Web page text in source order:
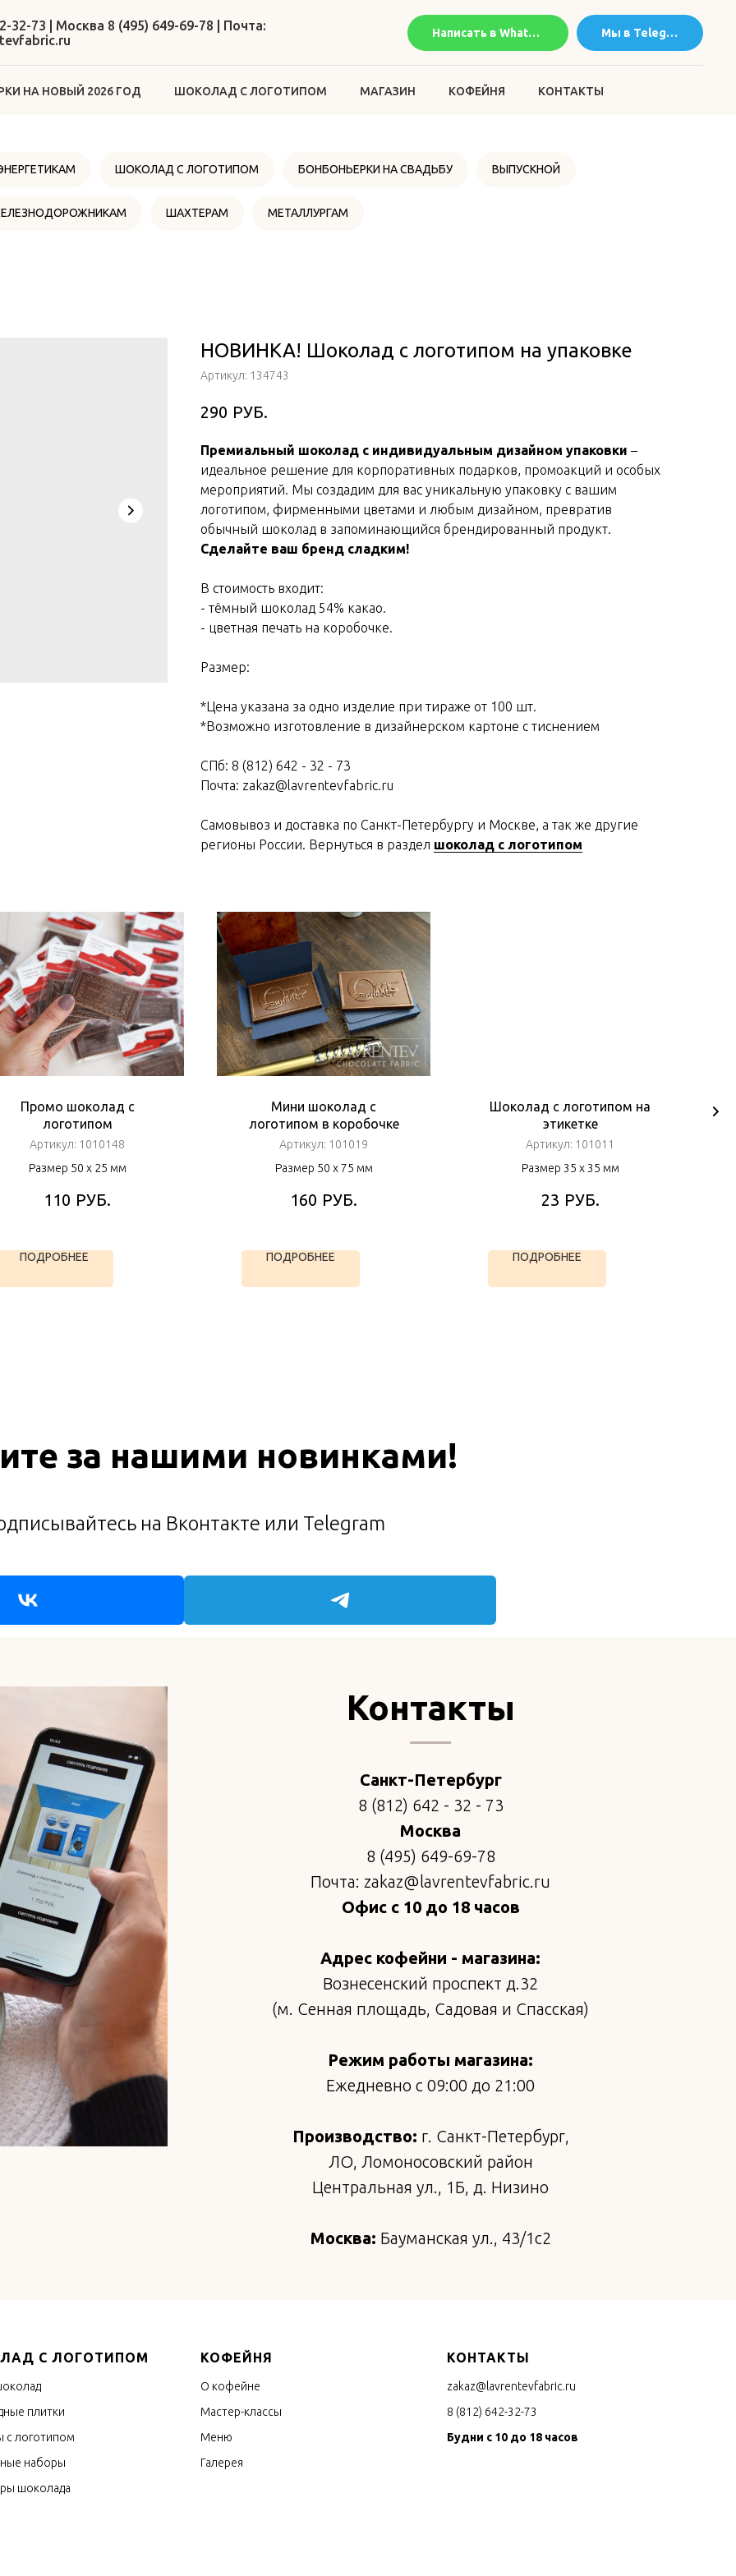
32-73 | Москва 8 (495) 649-69-78 | Почта:
Написать в WhatsApp Мы в Telegram
НА НОВЫЙ 2026 ГОД ШОКОЛАД С ЛОГОТИПОМ МАГАЗИН КОФЕЙНЯ КОНТАКТЫ
ШОКОЛАД С ЛОГОТИПОМ БОНБОНЬЕРКИ НА СВАДЬБУ ВЫПУСКНОЙ
ШАХТЕРАМ МЕТАЛЛУРГАМ
НОВИНКА! Шоколад с логотипом на упаковке
Артикул: 134743
290 РУБ.
Премиальный шоколад с индивидуальным дизайном упаковки –
идеальное решение для корпоративных подарков, промоакций и особых
мероприятий. Мы создадим для вас уникальную упаковку с вашим
логотипом, фирменными цветами и любым дизайном, превратив
обычный шоколад в запоминающийся брендированный продукт.
Сделайте ваш бренд сладким!
В стоимость входит:
- тёмный шоколад 54% какао.
- цветная печать на коробочке.
Размер:
*Цена указана за одно изделие при тираже от 100 шт.
*Возможно изготовление в дизайнерском картоне с тиснением
СПб: 8 (812) 642 - 32 - 73
Почта: zakaz@lavrentevfabric.ru
Самовывоз и доставка по Санкт-Петербургу и Москве, а так же другие
регионы России. Вернуться в раздел шоколад с логотипом
Промо шоколад с
логотипом
Артикул: 1010148
Размер 50 х 25 мм
110 РУБ.
ПОДРОБНЕЕ
Мини шоколад с
логотипом в коробочке
Артикул: 101019
Размер 50 х 75 мм
160 РУБ.
ПОДРОБНЕЕ
Шоколад с логотипом на
этикетке
Артикул: 101011
Размер 35 х 35 мм
23 РУБ.
ПОДРОБНЕЕ
за нашими новинками!
на Вконтакте или Telegram
Контакты
Санкт-Петербург
8 (812) 642 - 32 - 73
Москва
8 (495) 649-69-78
Почта: zakaz@lavrentevfabric.ru
Офис с 10 до 18 часов
Адрес кофейни - магазина:
Вознесенский проспект д.32
(м. Сенная площадь, Садовая и Спасская)
Режим работы магазина:
Ежедневно с 09:00 до 21:00
Производство: г. Санкт-Петербург,
ЛО, Ломоносовский район
Центральная ул., 1Б, д. Низино
Москва: Бауманская ул., 43/1с2
С ЛОГОТИПОМ
плитки
с логотипом
наборы
шоколада
КОФЕЙНЯ
О кофейне
Мастер-классы
Меню
Галерея
КОНТАКТЫ
zakaz@lavrentevfabric.ru
8 (812) 642-32-73
Будни с 10 до 18 часов